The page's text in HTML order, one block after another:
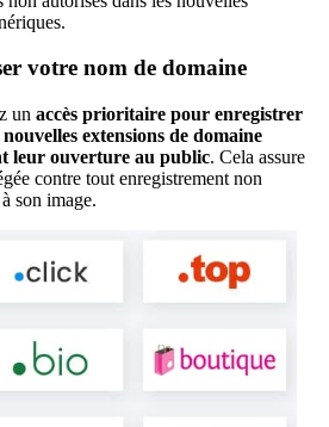
votre nom de domaine
un accès prioritaire pour enregistrer
extensions de domaine
leur ouverture au public. Cela assure
contre tout enregistrement non
son image.